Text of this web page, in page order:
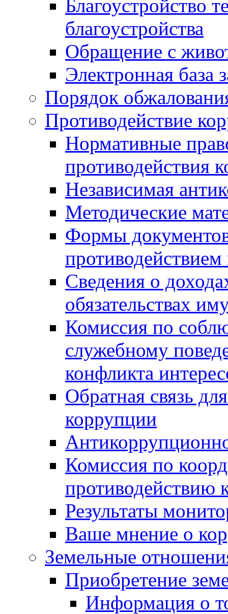
Благоустройство
благоустройства
Обращение с
Электронная база
Порядок
Противодействие
Нормативные
противодействия
Независимая
Методические
Формы
Сведения о
обязательствах
Комиссия по
служебному
конфликта
Обратная связь
коррупции
Комиссия по
противодействию
Результаты
Ваше мнение о
Земельные
Приобретение
Информация о